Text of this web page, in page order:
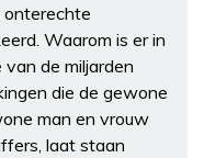
onterechte
Waarom is er in
de miljarden
die de gewone
man en vrouw
laat staan